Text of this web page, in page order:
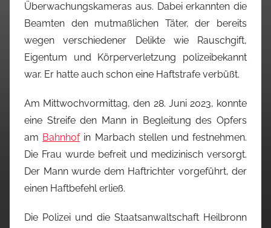
Überwachungskameras aus. Dabei erkannten die
Beamten den mutmaßlichen Täter, der bereits
wegen verschiedener Delikte wie Rauschgift,
Eigentum und Körperverletzung polizeibekannt
war. Er hatte auch schon eine Haftstrafe verbüßt.
Am Mittwochvormittag, den 28. Juni 2023, konnte
eine Streife den Mann in Begleitung des Opfers
am Bahnhofin Marbach stellen und festnehmen.
Die Frau wurde befreit und medizinisch versorgt.
Der Mann wurde dem Haftrichter vorgeführt, der
einen Haftbefehl erließ.
Die Polizei und die Staatsanwaltschaft Heilbronn